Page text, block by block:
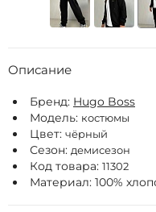
Описание
Бренд: Hugo Boss
Модель: костюмы
Цвет: чёрный
Сезон: демисезон
Код товара: 11302
Материал: 100%